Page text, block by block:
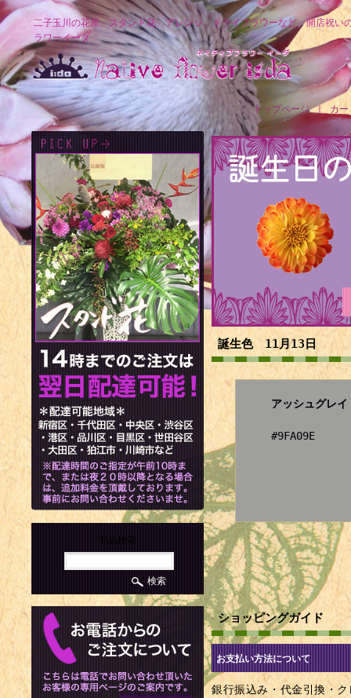
二子玉川の花屋、スタンド花、アレンジ、ドライフラワーなど、開店祝い
ラワーイーダ
トップページ｜ カ
誕生色 11月13日
アッシュグレイ
#9FA09E
ショッピングガイド
お支払い方法について
銀行振込み・代金引換・
商品検索